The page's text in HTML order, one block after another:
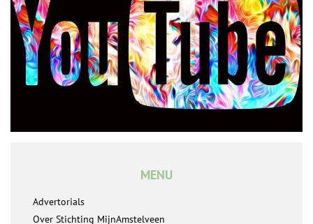
MENU
Advertorials
Over Stichting MijnAmstelveen